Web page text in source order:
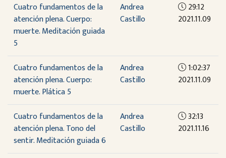
Cuatro fundamentos de la
atención plena. Cuerpo:
muerte. Meditación guiada
5
Andrea
Castillo
29:12
2021.11.09
Cuatro fundamentos de la
atención plena. Cuerpo:
muerte. Plática 5
Andrea
Castillo
1:02:37
2021.11.09
Cuatro fundamentos de la
atención plena. Tono del
sentir. Meditación guiada 6
Andrea
Castillo
32:13
2021.11.16